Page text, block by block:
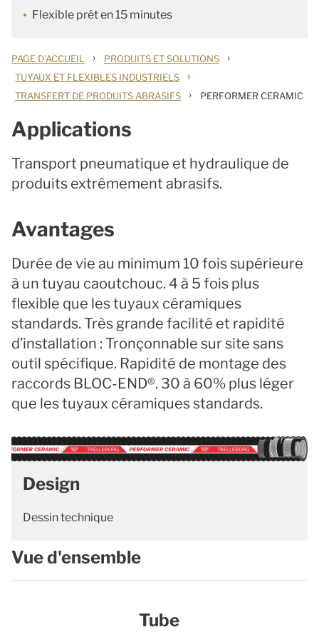
Flexible prêt en 15 minutes
PAGE D'ACCUEIL › PRODUITS ET SOLUTIONS ›
TUYAUX ET FLEXIBLES INDUSTRIELS ›
TRANSFERT DE PRODUITS ABRASIFS › PERFORMER CERAMIC
Applications
Transport pneumatique et hydraulique de
produits extrêmement abrasifs.
Avantages
Durée de vie au minimum 10 fois supérieure
à un tuyau caoutchouc. 4 à 5 fois plus
flexible que les tuyaux céramiques
standards. Très grande facilité et rapidité
d’installation : Tronçonnable sur site sans
outil spécifique. Rapidité de montage des
raccords BLOC-END®. 30 à 60% plus léger
que les tuyaux céramiques standards.
Design
Dessin technique
Vue d'ensemble
Tube